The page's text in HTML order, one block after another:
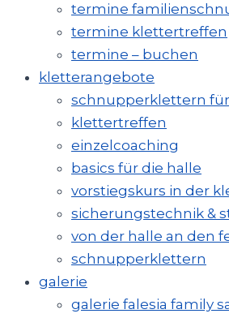
termine
termine klettertreffen
termine – buchen
kletterangebote
schnupperklettern
klettertreffen
einzelcoaching
basics für die halle
vorstiegskurs in der
sicherungstechnik &
von der halle an den
schnupperklettern
galerie
galerie falesia family